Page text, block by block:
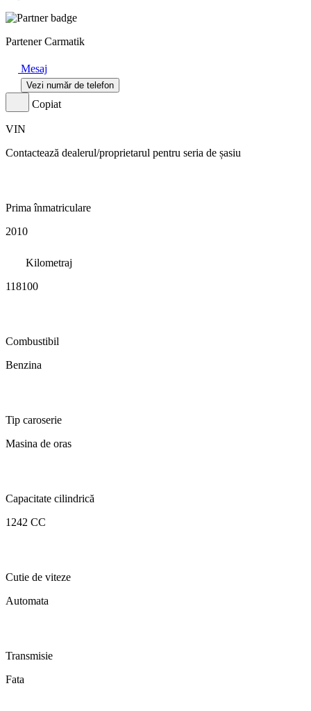
Partener Carmatik
Mesaj
Vezi număr de telefon
Copiat
VIN
Contactează dealerul/proprietarul pentru seria de șasiu
Prima înmatriculare
2010
Kilometraj
118100
Combustibil
Benzina
Tip caroserie
Masina de oras
Capacitate cilindrică
1242 CC
Cutie de viteze
Automata
Transmisie
Fata